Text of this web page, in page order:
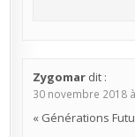
Zygomar dit :
30 novembre 2018
« Générations